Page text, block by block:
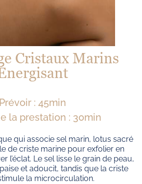
Cristaux Marins
Prévoir : 45min
la prestation : 30min
qui associe sel marin, lotus sacré
de criste marine pour exfolier en
l’éclat. Le sel lisse le grain de peau,
et adoucit, tandis que la criste
la microcirculation.